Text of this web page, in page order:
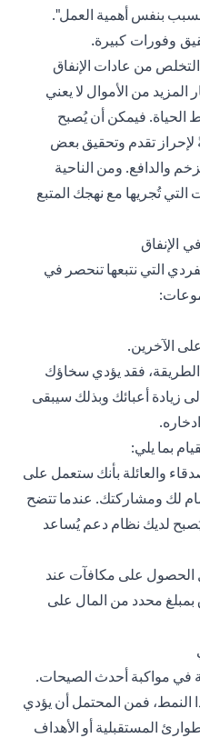
بنفس أهمية العمل".
وفورات كبيرة.
التخلص من عادات الإنفاق
المزيد من الأموال لا يعني
فيمكن أن يُصبح
لإحراز تقدم وتحقيق بعض
والدافع. ومن الناحية
التي تُجريها مع نهجك المتبع
الإنفاق
التي نتبعها تنحصر في
الآخرين.
فقد يؤدي سخاؤك
زيادة أعبائك وبذلك سيبقى
بما يلي:
والعائلة بأنك ستعمل على
لك ومشاركتك. عندما تتضح
لديك نظام دعم يُساعد
الحصول على مكافآت عند
محدد من المال على
في مواكبة أحدث الصيحات.
النمط، فمن المحتمل أن يؤدي
المستقبلية أو الأهداف